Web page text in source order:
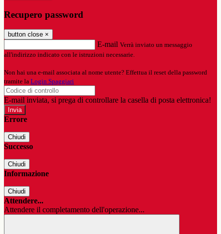
Recupero password
button close ×
E-mail Verrà inviato un messaggio
all'indirizzo indicato con le istruzioni necessarie.
Non hai una e-mail associata al nome utente? Effettua il reset della password
tramite la Login Spaggiari
E-mail inviata, si prega di controllare la casella di posta elettronica!
Errore
Chiudi
Successo
Chiudi
Informazione
Chiudi
Attendere...
Attendere il completamento dell'operazione...